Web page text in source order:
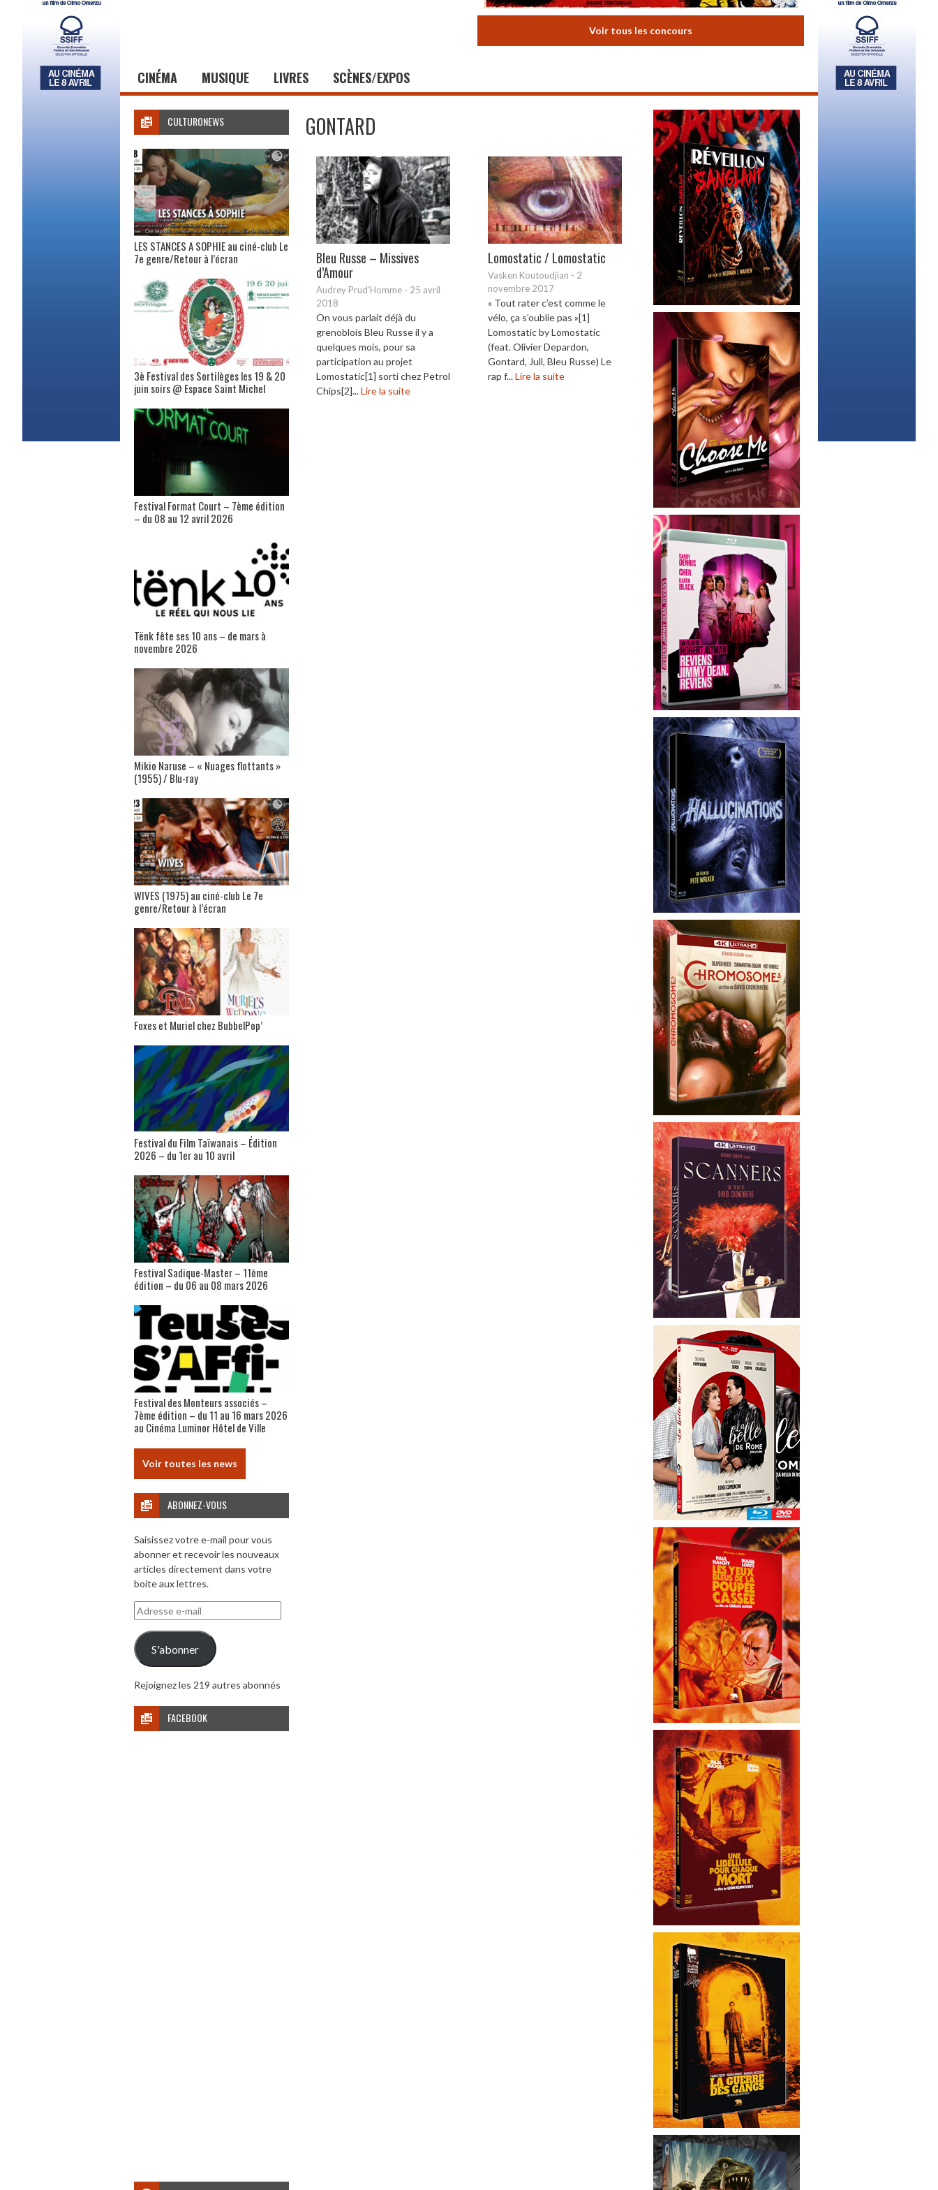
Voir tous les concours
CINÉMA MUSIQUE LIVRES SCÈNES/EXPOS
GONTARD
Bleu Russe – Missives
d’Amour
Audrey Prud'Homme - 25 avril
2018
On vous parlait déjà du
grenoblois Bleu Russe il y a
quelques mois, pour sa
participation au projet
Lomostatic[1] sorti chez Petrol
Chips[2]...Lire la suite
Lomostatic / Lomostatic
Vasken Koutoudjian - 2
novembre 2017
« Tout rater c’est comme le
vélo, ça s’oublie pas »[1]
Lomostatic by Lomostatic
(feat. Olivier Depardon,
Gontard, Jull, Bleu Russe) Le
rap f...Lire la suite
CULTURONEWS
LES STANCES A SOPHIE au ciné-club Le
7e genre/Retour à l’écran
3è Festival des Sortilèges les 19 & 20
juin soirs @ Espace Saint Michel
Festival Format Court – 7ème édition
– du 08 au 12 avril 2026
Tënk fête ses 10 ans – de mars à
novembre 2026
Mikio Naruse – « Nuages flottants »
(1955) / Blu-ray
WIVES (1975) au ciné-club Le 7e
genre/Retour à l’écran
Foxes et Muriel chez BubbelPop’
Festival du Film Taïwanais – Édition
2026 – du 1er au 10 avril
Festival Sadique-Master – 11ème
édition – du 06 au 08 mars 2026
Festival des Monteurs associés –
7ème édition – du 11 au 16 mars 2026
au Cinéma Luminor Hôtel de Ville
Voir toutes les news
ABONNEZ-VOUS
Saisissez votre e-mail pour vous
abonner et recevoir les nouveaux
articles directement dans votre
boite aux lettres.
Adresse
e-
mail
S'abonner
Rejoignez les 219 autres abonnés
FACEBOOK